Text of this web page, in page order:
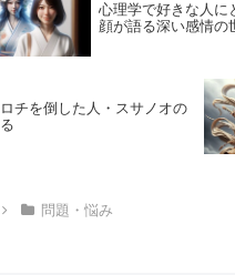
心理学で好きな人に
顔が語る深い感情の
チを倒した人・スサノオの
問題・悩み